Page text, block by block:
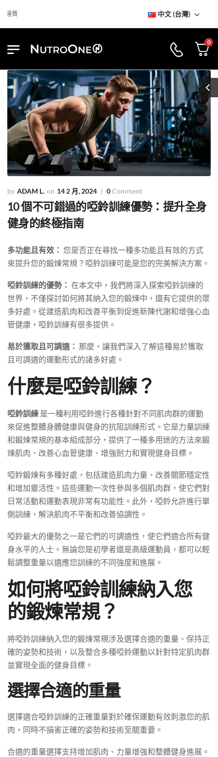
到訪NutroOne陳列室 免基本運費
中文 (台灣)
0
ADAM L. 14 2 月, 2024 0Comment
10 個不可錯過的啞鈴訓練優勢：提升全身
健身的終極指南
多功能且有效： 您是否正在尋找一種多功能且有效的方式
來提升您的鍛煉常規？啞鈴訓練可能是您的完美解決方案。
啞鈴訓練的優勢： 在本文中，我們將深入探索啞鈴訓練的
世界，不僅探討如何將其納入您的鍛煉中，還有它提供的眾
多好處。從建造肌肉和改善平衡到促進新陳代謝和增強心血
管健康，啞鈴訓練有很多提供。
易於獲取且可調適： 那麼，讓我們深入了解這種易於獲取
且可調適的運動形式的諸多好處。
什麼是啞鈴訓練？
啞鈴訓練 是一種利用啞鈴進行各種針對不同肌肉群的運動
來促進整體身體健康與健身的抗阻訓練形式。它是力量訓練
和鍛煉常規的基本組成部分，提供了一種多用途的方法來鍛
煉肌肉、改善心血管健康、增強耐力和實現健身目標。
啞鈴鍛煉有多種好處，包括建造肌肉力量、改善關節穩定性
和增加靈活性。這些運動一次性參與多個肌肉群，使它們對
日常活動和運動表現非常有功能性。此外，啞鈴允許進行單
側訓練，解決肌肉不平衡和改善協調性。
啞鈴最大的優勢之一是它們的可調適性，使它們適合所有健
身水平的人士。無論您是初學者還是高級運動員，都可以輕
鬆調整重量以適應您訓練的不同強度和進展。
如何將啞鈴訓練納入您
的鍛煉常規？
將啞鈴訓練納入您的鍛煉常規涉及選擇合適的重量、保持正
確的姿勢和技術，以及整合多種啞鈴運動以針對特定肌肉群
並實現全面的健身目標。
選擇合適的重量
選擇適合啞鈴訓練的正確重量對於確保運動有效刺激您的肌
肉，同時不損害正確的姿勢和技術至關重要。
合適的重量選擇支持增加肌肉、力量增強和整體健身進展。